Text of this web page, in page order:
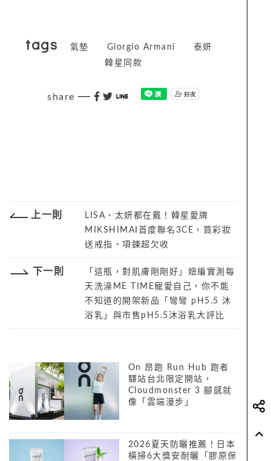
tags 氣墊 Giorgio Armani
泰妍
韓星同款
share
上一則
LISA、太妍都在戴！韓星愛牌
MIKSHIMAI首度聯名3CE，買彩妝
送戒指、項鍊超欠收
下一則
「這瓶，對肌膚剛剛好」妞編實測每
天洗澡ME TIME寵愛自己，你不能
不知道的開架新品「彎彎 pH5.5 沐
浴乳」與市售pH5.5沐浴乳大評比
On 昂跑 Run Hub 跑者
驛站台北限定開站，
Cloudmonster 3 腳感就
像「雲端漫步」
2026夏天防曬推薦！日本
橫掃6大獎安耐曬「膠原保